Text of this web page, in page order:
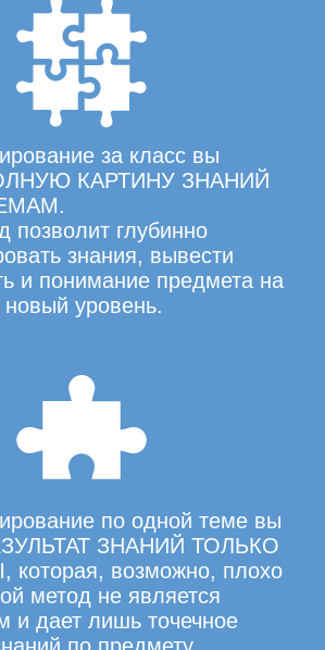
за класс вы
КАРТИНУ ЗНАНИЙ
позволит глубинно
знания, вывести
и понимание предмета на
новый уровень.
по одной теме вы
ЗНАНИЙ ТОЛЬКО
возможно, плохо
метод не является
и дает лишь точечное